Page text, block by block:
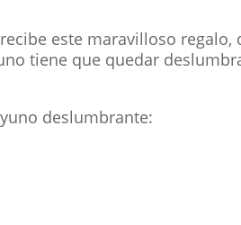
este maravilloso regalo,
tiene que quedar
deslumbrante: